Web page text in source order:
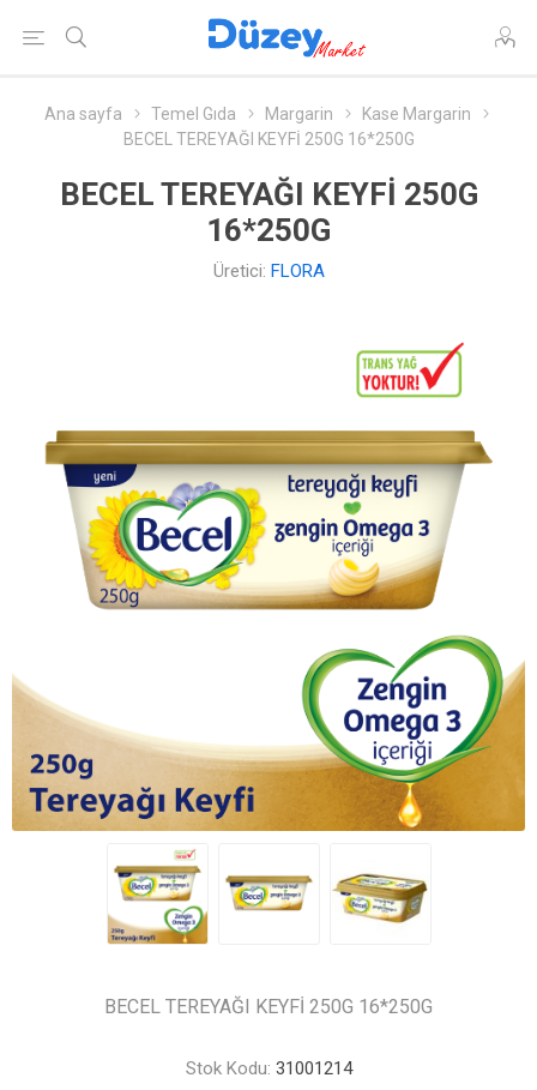
Ana sayfa Temel Gıda Margarin
Kase Margarin
BECEL TEREYAĞI KEYFİ 250G 16*250G
BECEL TEREYAĞI KEYFİ 250G
16*250G
Üretici: FLORA
BECEL TEREYAĞI KEYFİ 250G 16*250G
Stok Kodu: 31001214